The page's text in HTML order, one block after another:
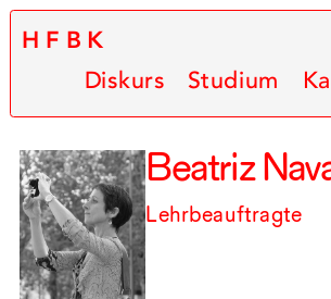
HFBK
Diskurs Studium
Beatriz
Lehrbeauftragte